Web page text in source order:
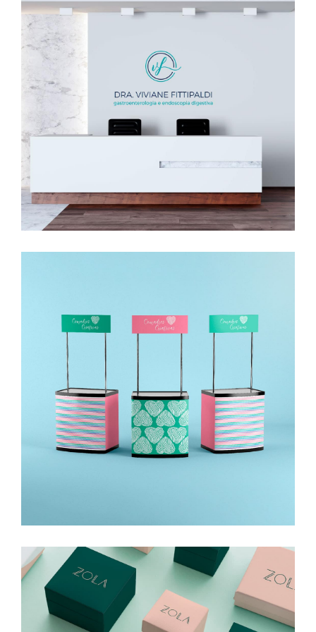
Dra. Viviane Fittipaldi
Comadres Criativas